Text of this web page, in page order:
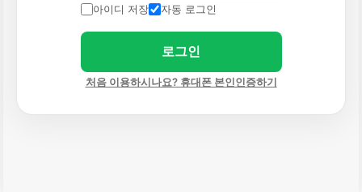
아이디 저장 자동 로그인
로그인
처음 이용하시나요? 휴대폰 본인인증하기